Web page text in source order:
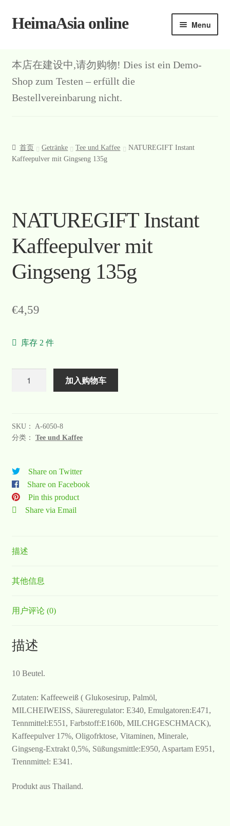
Skip
Skip
HeimaAsia online Menu
本店在建设中,请勿购物! Dies ist ein Demo-
Shop zum Testen – erfüllt die
Bestellvereinbarung nicht.
首页 Getränke Tee und Kaffee
NATUREGIFT Instant
Kaffeepulver mit Gingseng 135g
NATUREGIFT Instant
Kaffeepulver mit
Gingseng 135g
€4,59
库存 2 件
加入购物车
SKU： A-6050-8
分类： Tee und Kaffee
Share on Twitter
Share on Facebook
Pin this product
Share via Email
描述
其他信息
用户评论 (0)
描述
10 Beutel.
Zutaten: Kaffeeweiß ( Glukosesirup, Palmöl,
MILCHEIWEISS, Säureregulator: E340, Emulgatoren:E471,
Tennmittel:E551, Farbstoff:E160b, MILCHGESCHMACK),
Kaffeepulver 17%, Oligofrktose, Vitaminen, Minerale,
Gingseng-Extrakt 0,5%, Süßungsmittle:E950, Aspartam E951,
Trennmittel: E341.
Produkt aus Thailand.